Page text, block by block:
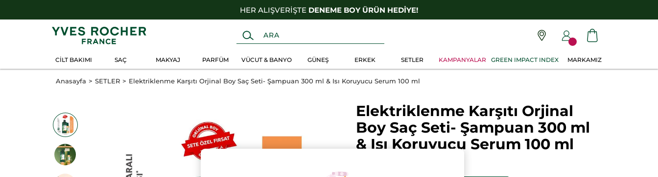
HER ALIŞVERİŞTE DENEME BOY ÜRÜN HEDİYE!
CİLT BAKIMI SAÇ MAKYAJ PARFÜM VÜCUT & BANYO GÜNEŞ ERKEK SETLER KAMPANYALAR GREEN IMPACT INDEX MARKAMIZ
Anasayfa SETLER Elektriklenme Karşıtı Orjinal Boy Saç Seti- Şampuan 300 ml & Isı Koruyucu Serum 100 ml
Elektriklenme Karşıtı Orjinal
Boy Saç Seti- Şampuan 300 ml
& Isı Koruyucu Serum 100 ml